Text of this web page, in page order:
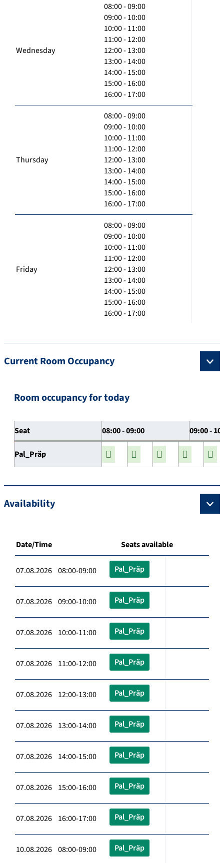
Wednesday
08:00 - 09:00
09:00 - 10:00
10:00 - 11:00
11:00 - 12:00
12:00 - 13:00
13:00 - 14:00
14:00 - 15:00
15:00 - 16:00
16:00 - 17:00
Thursday
08:00 - 09:00
09:00 - 10:00
10:00 - 11:00
11:00 - 12:00
12:00 - 13:00
13:00 - 14:00
14:00 - 15:00
15:00 - 16:00
16:00 - 17:00
Friday
08:00 - 09:00
09:00 - 10:00
10:00 - 11:00
11:00 - 12:00
12:00 - 13:00
13:00 - 14:00
14:00 - 15:00
15:00 - 16:00
16:00 - 17:00
Current Room Occupancy
Room occupancy for today
Seat 08:00 - 09:00 09:00 -
Pal_Präp
Availability
Date/Time Seats available
07.08.2026 08:00-09:00 Pal_Präp
07.08.2026 09:00-10:00 Pal_Präp
07.08.2026 10:00-11:00 Pal_Präp
07.08.2026 11:00-12:00 Pal_Präp
07.08.2026 12:00-13:00 Pal_Präp
07.08.2026 13:00-14:00 Pal_Präp
07.08.2026 14:00-15:00 Pal_Präp
07.08.2026 15:00-16:00 Pal_Präp
07.08.2026 16:00-17:00 Pal_Präp
10.08.2026 08:00-09:00 Pal_Präp